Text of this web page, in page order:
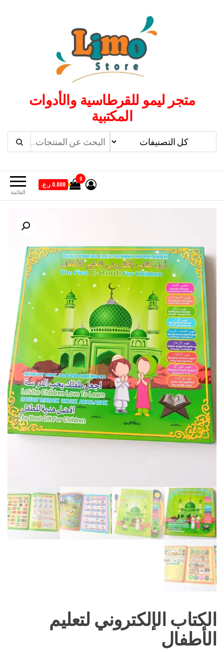
متجر ليمو للقرطاسية والأدوات
المكتبية
القائمة
0
0.000 ر.ع.
الكتاب الإلكتروني لتعليم
الأطفال